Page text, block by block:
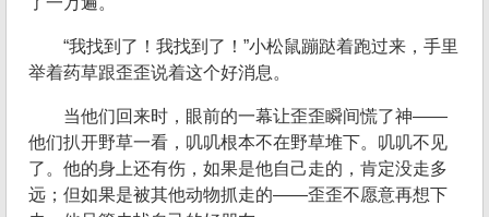
“我找到了！我找到了！”小松鼠蹦跶着跑过来，手里
举着药草跟歪歪说着这个好消息。
当他们回来时，眼前的一幕让歪歪瞬间慌了神——
他们扒开野草一看，叽叽根本不在野草堆下。叽叽不见
了。他的身上还有伤，如果是他自己走的，肯定没走多
远；但如果是被其他动物抓走的——歪歪不愿意再想下